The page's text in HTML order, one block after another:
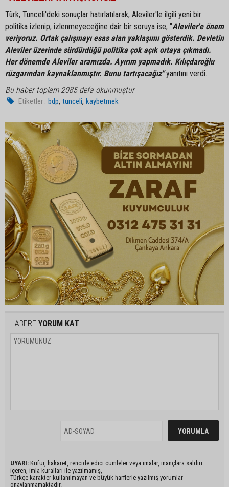
Türk, Tunceli'deki sonuçlar hatırlatılarak, Aleviler'le ilgili yeni bir
politika izlenip, izlenmeyeceğine dair bir soruya ise, "Aleviler'e önem
veriyoruz. Ortak çalışmayı esas alan yaklaşımı gösterdik. Devletin
Aleviler üzerinde sürdürdüğü politika çok açık ortaya çıkmadı.
Her dönemde Aleviler aramızda. Ayırım yapmadık. Kılıçdaroğlu
rüzgarından kaynaklanmıştır. Bunu tartışacağız"yanıtını verdi.
Bu haber toplam 2085 defa okunmuştur
Etiketler : bdp,tunceli,kaybetmek
HABERE YORUM KAT
UYARI: Küfür, hakaret, rencide edici cümleler veya imalar, inançlara saldırı
içeren, imla kuralları ile yazılmamış,
Türkçe karakter kullanılmayan ve büyük harflerle yazılmış yorumlar
onaylanmamaktadır.